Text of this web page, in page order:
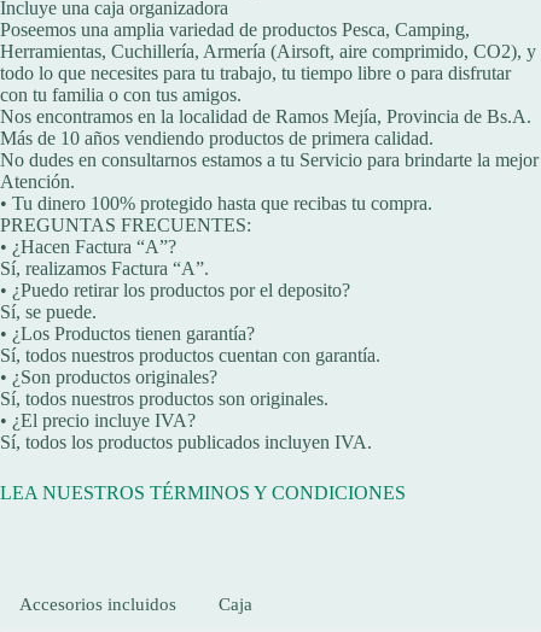
Incluye una caja organizadora
Poseemos una amplia variedad de productos Pesca, Camping,
Herramientas, Cuchillería, Armería (Airsoft, aire comprimido, CO2), y
todo lo que necesites para tu trabajo, tu tiempo libre o para disfrutar
con tu familia o con tus amigos.
Nos encontramos en la localidad de Ramos Mejía, Provincia de Bs.A.
Más de 10 años vendiendo productos de primera calidad.
No dudes en consultarnos estamos a tu Servicio para brindarte la mejor
Atención.
• Tu dinero 100% protegido hasta que recibas tu compra.
PREGUNTAS FRECUENTES:
• ¿Hacen Factura “A”?
Sí, realizamos Factura “A”.
• ¿Puedo retirar los productos por el deposito?
Sí, se puede.
• ¿Los Productos tienen garantía?
Sí, todos nuestros productos cuentan con garantía.
• ¿Son productos originales?
Sí, todos nuestros productos son originales.
• ¿El precio incluye IVA?
Sí, todos los productos publicados incluyen IVA.
LEA NUESTROS TÉRMINOS Y CONDICIONES
Accesorios incluidos Caja